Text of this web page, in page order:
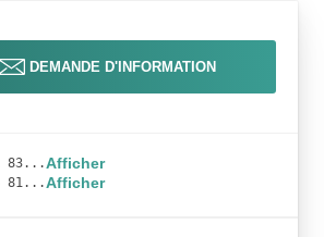
DEMANDE D'INFORMATION
83...Afficher
81...Afficher